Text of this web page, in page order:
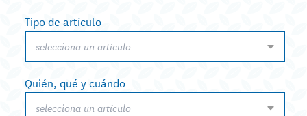
Tipo de artículo
selecciona un artículo
Quién, qué y cuándo
selecciona un artículo